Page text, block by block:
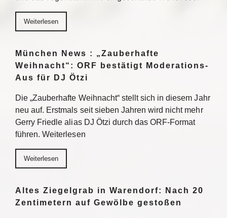
Weiterlesen
München News : „Zauberhafte
Weihnacht“: ORF bestätigt Moderations-
Aus für DJ Ötzi
Die „Zauberhafte Weihnacht“ stellt sich in diesem Jahr
neu auf. Erstmals seit sieben Jahren wird nicht mehr
Gerry Friedle alias DJ Ötzi durch das ORF-Format
führen. Weiterlesen
Weiterlesen
Altes Ziegelgrab in Warendorf: Nach 20
Zentimetern auf Gewölbe gestoßen